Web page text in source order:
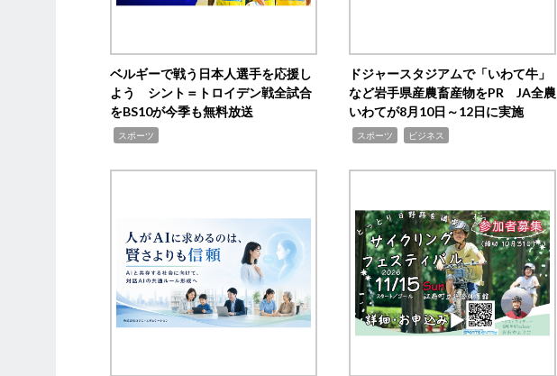
ベルギーで戦う日本人選手を応援し
よう シント＝トロイデン戦全試合
をBS10が今季も無料放送
スポーツ
ドジャースタジアムで「いわて牛」
など岩手県産農畜産物をPR JA全農
いわてが8月10日～12日に実施
スポーツ ビジネス